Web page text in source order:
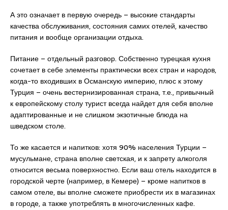
А это означает в первую очередь – высокие стандарты
качества обслуживания, состояния самих отелей, качество
питания и вообще организации отдыха.
Питание – отдельный разговор. Собственно турецкая кухня
сочетает в себе элементы практически всех стран и народов,
когда-то входивших в Османскую империю, плюс к этому
Турция – очень вестернизированная страна, т.е., привычный
к европейскому столу турист всегда найдет для себя вполне
адаптированные и не слишком экзотичные блюда на
шведском столе.
То же касается и напитков: хотя 90% населения Турции –
мусульмане, страна вполне светская, и к запрету алкоголя
относится весьма поверхностно. Если ваш отель находится в
городской черте (например, в Кемере) – кроме напитков в
самом отеле, вы вполне сможете приобрести их в магазинах
в городе, а также употреблять в многочисленных кафе.